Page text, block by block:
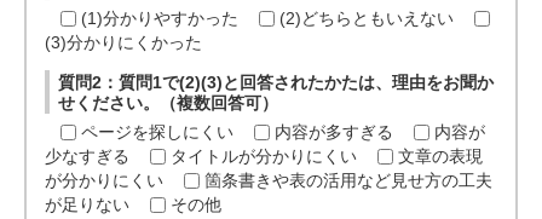
(1)分かりやすかった
(2)どちらともいえない
(3)分かりにくかった
質問2：質問1で(2)(3)と回答されたかたは、理由をお聞か
せください。（複数回答可）
ページを探しにくい
内容が多すぎる
内容が
少なすぎる
タイトルが分かりにくい
文章の表現
が分かりにくい
箇条書きや表の活用など見せ方の工夫
が足りない
その他